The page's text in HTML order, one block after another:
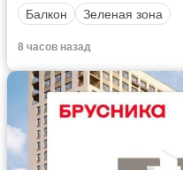
Балкон
Зеленая зона
8 часов назад